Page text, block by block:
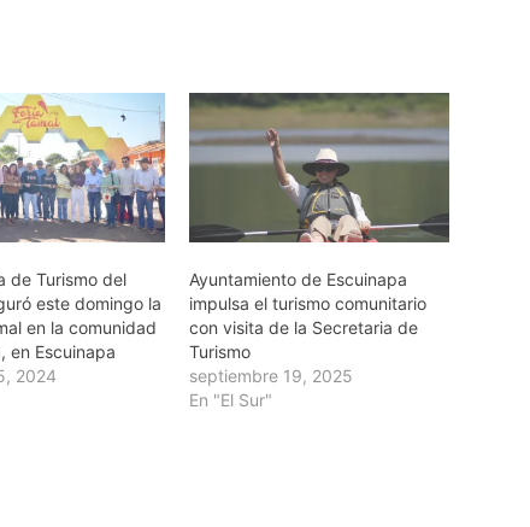
de Turismo del
este domingo la
en la comunidad
en Escuinapa
2024
Ayuntamiento de Escuinapa
impulsa el turismo comunitario
con visita de la Secretaria de
Turismo
septiembre 19, 2025
En "El Sur"